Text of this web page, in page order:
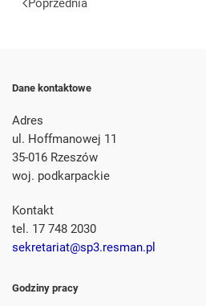
Poprzednia
Dane kontaktowe
Adres
ul. Hoffmanowej 11
35-016 Rzeszów
woj. podkarpackie
Kontakt
tel. 17 748 2030
sekretariat@sp3.resman.pl
Godziny pracy